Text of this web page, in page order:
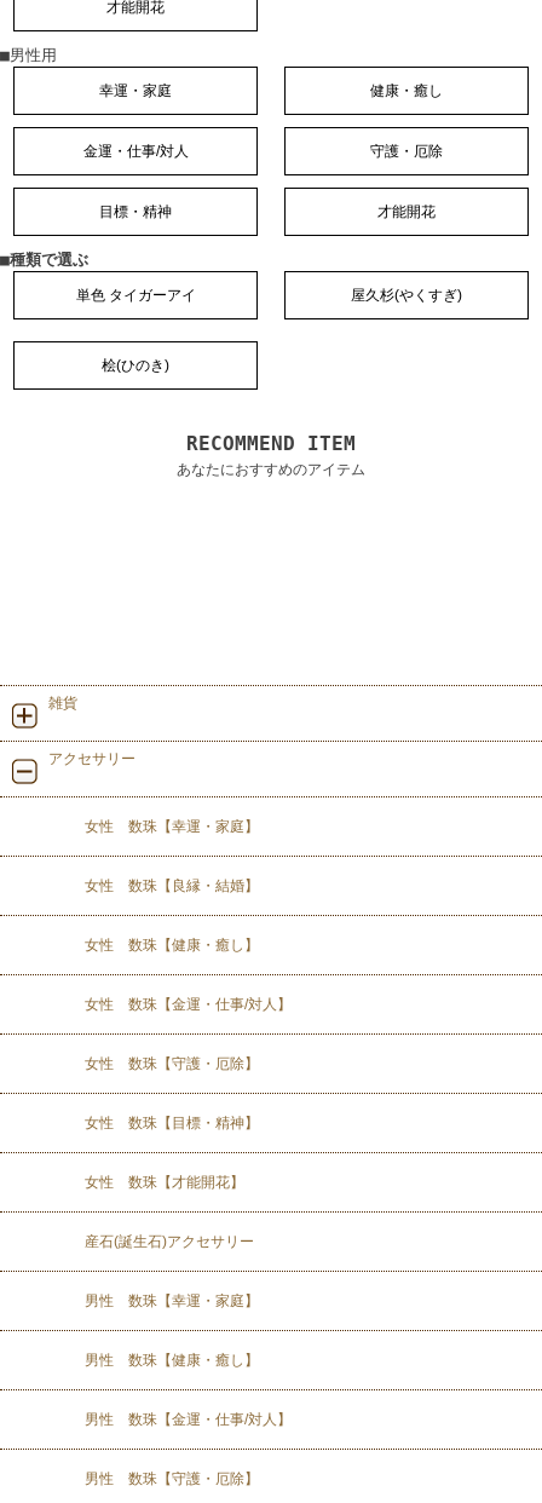
才能開花
■男性用
幸運・家庭 健康・癒し
金運・仕事/対人 守護・厄除
目標・精神 才能開花
■種類で選ぶ
単色 タイガーアイ 屋久杉(やくすぎ)
桧(ひのき)
RECOMMEND ITEM
あなたにおすすめのアイテム
雑貨
アクセサリー
女性 数珠【幸運・家庭】
女性 数珠【良縁・結婚】
女性 数珠【健康・癒し】
女性 数珠【金運・仕事/対人】
女性 数珠【守護・厄除】
女性 数珠【目標・精神】
女性 数珠【才能開花】
産石(誕生石)アクセサリー
男性 数珠【幸運・家庭】
男性 数珠【健康・癒し】
男性 数珠【金運・仕事/対人】
男性 数珠【守護・厄除】